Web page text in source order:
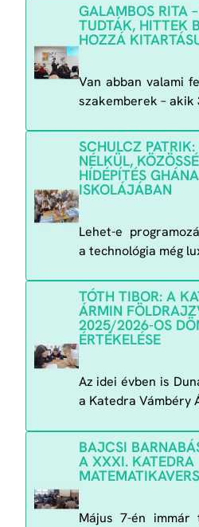
GALAMBOS RITA
TUDTÁK, HITTEK
HOZZÁ
Van abban valami
szakemberek –akik
SCHULCZ
NÉLKÜL,
HÍDÉPÍTÉS
ISKOLÁJÁBAN
Lehet-e
a technológia még
TÓTH TIBOR: A
ÁRMIN
2025/2026-OS
ÉRTÉKELÉSE
Az idei évben is
a Katedra Vámbéry
BAJCSI
A XXXI. KATEDRA
Május 7-én immár